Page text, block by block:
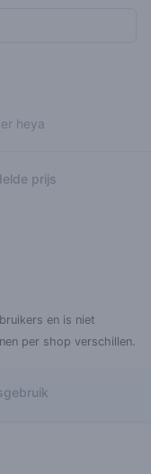
heya
prijs
en is niet
per shop verschillen.